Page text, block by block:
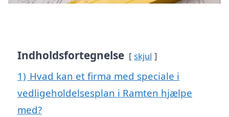
Indholdsfortegnelse skjul
1) Hvad kan et firma med speciale i
vedligeholdelsesplan i Ramten hjælpe
med?